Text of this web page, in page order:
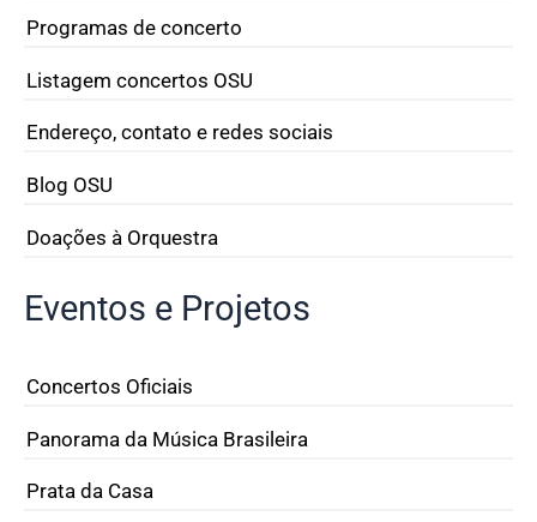
Programas de concerto
Listagem concertos OSU
Endereço, contato e redes sociais
Blog OSU
Doações à Orquestra
Eventos e Projetos
Concertos Oficiais
Panorama da Música Brasileira
Prata da Casa